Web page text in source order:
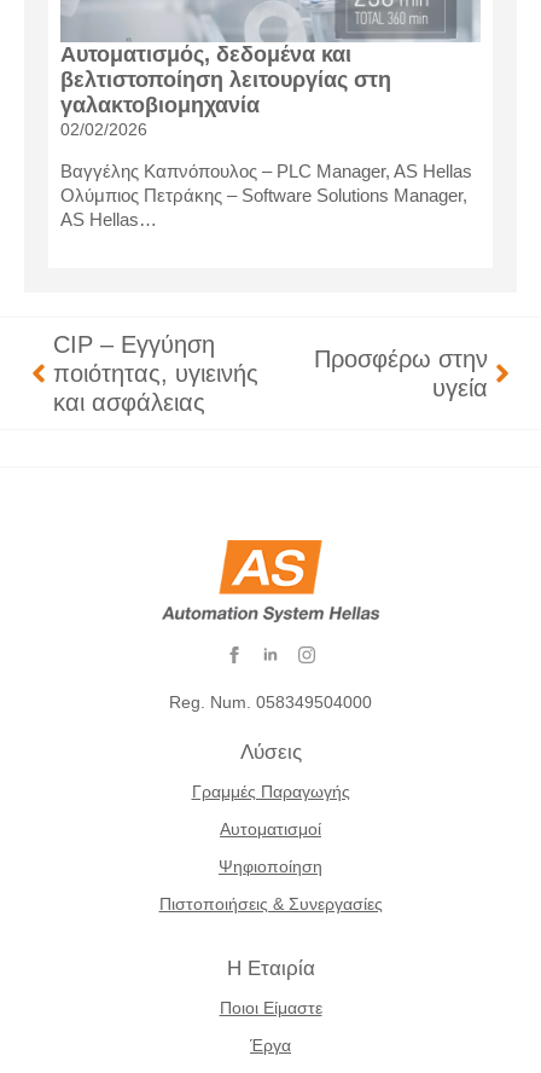
Αυτοματισμός, δεδομένα και
βελτιστοποίηση λειτουργίας στη
γαλακτοβιομηχανία
02/02/2026
Βαγγέλης Καπνόπουλος – PLC Manager, AS Hellas
Ολύμπιος Πετράκης – Software Solutions Manager,
AS Hellas…
CIP – Εγγύηση
ποιότητας, υγιεινής
και ασφάλειας
Προσφέρω στην
υγεία
Reg. Num. 058349504000
Λύσεις
Γραμμές Παραγωγής
Αυτοματισμοί
Ψηφιοποίηση
Πιστοποιήσεις & Συνεργασίες
Η Εταιρία
Ποιοι Είμαστε
Έργα